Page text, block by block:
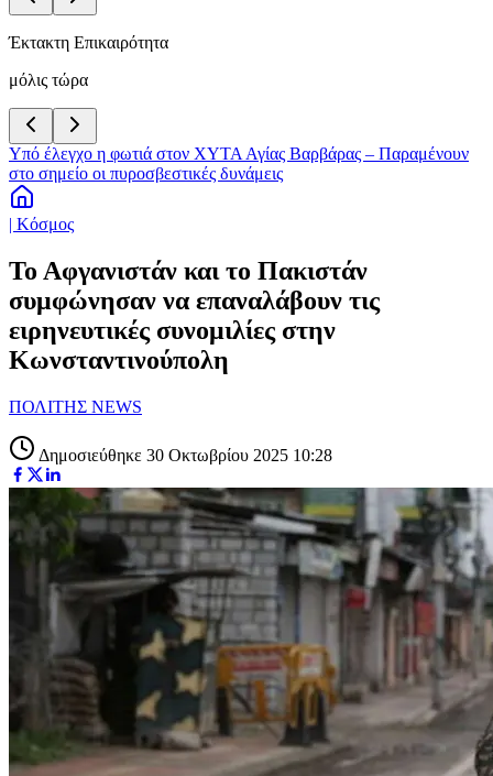
Έκτακτη Επικαιρότητα
μόλις τώρα
Υπό έλεγχο η φωτιά στον ΧΥΤΑ Αγίας Βαρβάρας – Παραμένουν
στο σημείο οι πυροσβεστικές δυνάμεις
| Κόσμος
Το Αφγανιστάν και το Πακιστάν
συμφώνησαν να επαναλάβουν τις
ειρηνευτικές συνομιλίες στην
Κωνσταντινούπολη
ΠΟΛΙΤΗΣ NEWS
Δημοσιεύθηκε 30 Οκτωβρίου 2025 10:28